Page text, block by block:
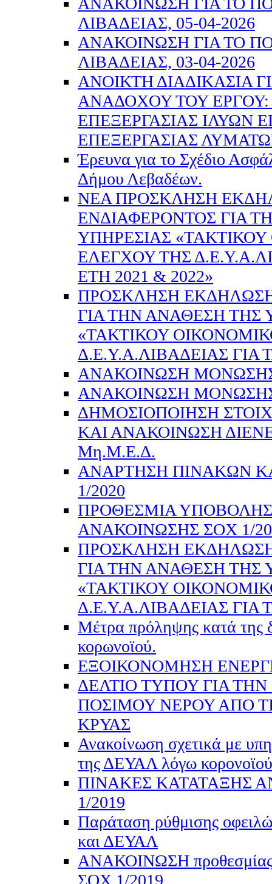
ΛΙΒΑΔΕΙΑΣ, 05-04-2026
ΑΝΑΚΟΙΝΩΣΗ ΓΙΑ ΤΟ
ΛΙΒΑΔΕΙΑΣ, 03-04-2026
AΝΟΙΚΤΗ ΔΙΑΔΙΚΑΣΙΑ
ΑΝΑΔΟΧΟΥ ΤΟΥ
ΕΠΕΞΕΡΓΑΣΙΑΣ ΙΛΥΩΝ
ΕΠΕΞΕΡΓΑΣΙΑΣ
Έρευνα για το Σχέδιο
Δήμου Λεβαδέων.
NEA ΠΡΟΣΚΛΗΣΗ
ΕΝΔΙΑΦΕΡΟΝΤΟΣ ΓΙΑ
ΥΠΗΡΕΣΙΑΣ
ΕΛΕΓΧΟΥ ΤΗΣ
ΕΤΗ 2021 & 2022»
ΠΡΟΣΚΛΗΣΗ
ΓΙΑ ΤΗΝ ΑΝΑΘΕΣΗ ΤΗΣ
«ΤΑΚΤΙΚΟΥ
Δ.Ε.Υ.Α.ΛΙΒΑΔΕΙΑΣ ΓΙΑ
ΑΝΑΚΟΙΝΩΣΗ
ΑΝΑΚΟΙΝΩΣΗ
ΔΗΜΟΣΙΟΠΟΙΗΣΗ
ΚΑΙ ΑΝΑΚΟΙΝΩΣΗ
Μη.Μ.Ε.Δ.
ΑΝΑΡΤΗΣΗ ΠΙΝΑΚΩΝ
1/2020
ΠΡΟΘΕΣΜΙΑ
ΑΝΑΚΟΙΝΩΣΗΣ ΣΟΧ 1/
ΠΡΟΣΚΛΗΣΗ
ΓΙΑ ΤΗΝ ΑΝΑΘΕΣΗ ΤΗΣ
«ΤΑΚΤΙΚΟΥ
Δ.Ε.Υ.Α.ΛΙΒΑΔΕΙΑΣ ΓΙΑ
Μέτρα πρόληψης κατά της
κορωνοϊού.
ΕΞΟΙΚΟΝΟΜΗΣΗ
ΔΕΛΤΙΟ ΤΥΠΟΥ ΓΙΑ
ΠΟΣΙΜΟΥ ΝΕΡΟΥ ΑΠΟ
ΚΡΥΑΣ
Ανακοίνωση σχετικά με
της ΔΕΥΑΛ λόγω
ΠΙΝΑΚΕΣ ΚΑΤΑΤΑΞΗΣ
1/2019
Παράταση ρύθμισης
και ΔΕΥΑΛ
ΑΝΑΚΟΙΝΩΣΗ προθεσμίας
ΣΟΧ 1/2019